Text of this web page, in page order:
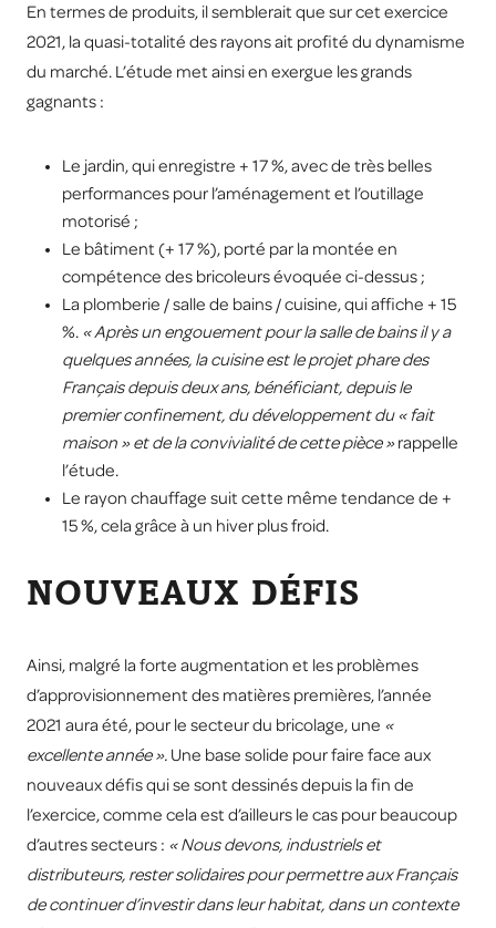
En termes de produits, il semblerait que sur cet exercice
2021, la quasi-totalité des rayons ait profité du dynamisme
du marché. L’étude met ainsi en exergue les grands
gagnants :
Le jardin, qui enregistre + 17 %, avec de très belles
performances pour l’aménagement et l’outillage
motorisé ;
Le bâtiment (+ 17 %), porté par la montée en
compétence des bricoleurs évoquée ci-dessus ;
La plomberie / salle de bains / cuisine, qui affiche + 15
%. « Après un engouement pour la salle de bains il y a
quelques années, la cuisine est le projet phare des
Français depuis deux ans, bénéficiant, depuis le
premier confinement, du développement du « fait
maison » et de la convivialité de cette pièce » rappelle
l’étude.
Le rayon chauffage suit cette même tendance de +
15 %, cela grâce à un hiver plus froid.
NOUVEAUX DÉFIS
Ainsi, malgré la forte augmentation et les problèmes
d’approvisionnement des matières premières, l’année
2021 aura été, pour le secteur du bricolage, une «
excellente année ». Une base solide pour faire face aux
nouveaux défis qui se sont dessinés depuis la fin de
l’exercice, comme cela est d’ailleurs le cas pour beaucoup
d’autres secteurs : « Nous devons, industriels et
distributeurs, rester solidaires pour permettre aux Français
de continuer d’investir dans leur habitat, dans un contexte